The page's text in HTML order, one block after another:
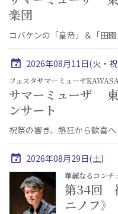
楽団
コバケンの「皇帝」＆「田園
2026年08月11日(火・
フェスタサマーミューザ
サマーミューザ 東
ンサート
祝祭の響き、熱狂から歓喜へ
2026年08月29日(土)
華麗なるコンチ
第34回
ニノフ》